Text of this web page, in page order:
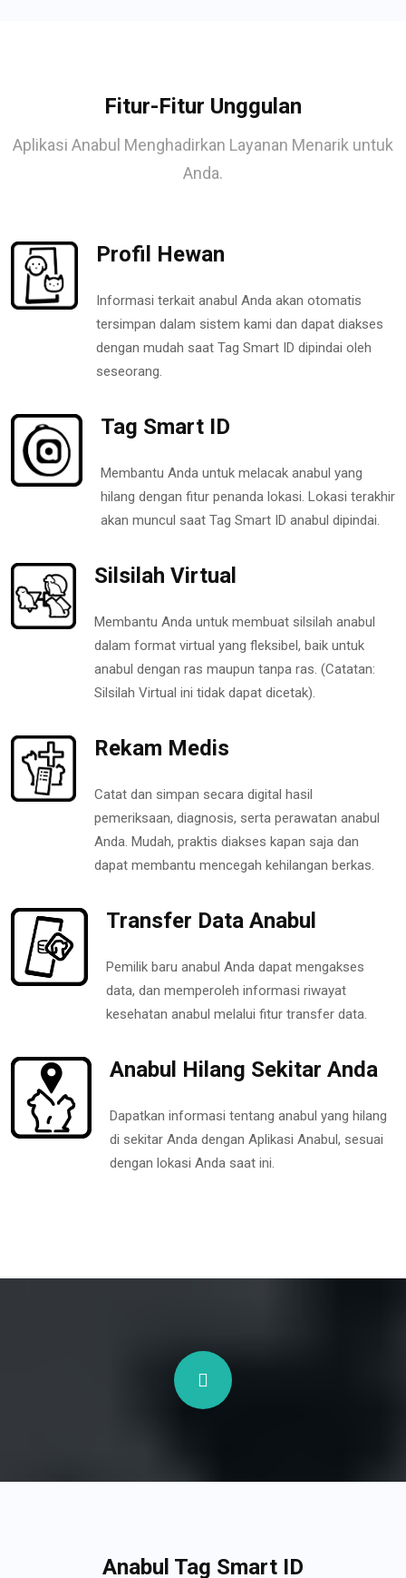
Fitur-Fitur Unggulan
Aplikasi Anabul Menghadirkan Layanan Menarik untuk
Anda.
Profil Hewan
Informasi terkait anabul Anda akan otomatis
tersimpan dalam sistem kami dan dapat diakses
dengan mudah saat Tag Smart ID dipindai oleh
seseorang.
Tag Smart ID
Membantu Anda untuk melacak anabul yang
hilang dengan fitur penanda lokasi. Lokasi terakhir
akan muncul saat Tag Smart ID anabul dipindai.
Silsilah Virtual
Membantu Anda untuk membuat silsilah anabul
dalam format virtual yang fleksibel, baik untuk
anabul dengan ras maupun tanpa ras. (Catatan:
Silsilah Virtual ini tidak dapat dicetak).
Rekam Medis
Catat dan simpan secara digital hasil
pemeriksaan, diagnosis, serta perawatan anabul
Anda. Mudah, praktis diakses kapan saja dan
dapat membantu mencegah kehilangan berkas.
Transfer Data Anabul
Pemilik baru anabul Anda dapat mengakses
data, dan memperoleh informasi riwayat
kesehatan anabul melalui fitur transfer data.
Anabul Hilang Sekitar Anda
Dapatkan informasi tentang anabul yang hilang
di sekitar Anda dengan Aplikasi Anabul, sesuai
dengan lokasi Anda saat ini.
Anabul Tag Smart ID